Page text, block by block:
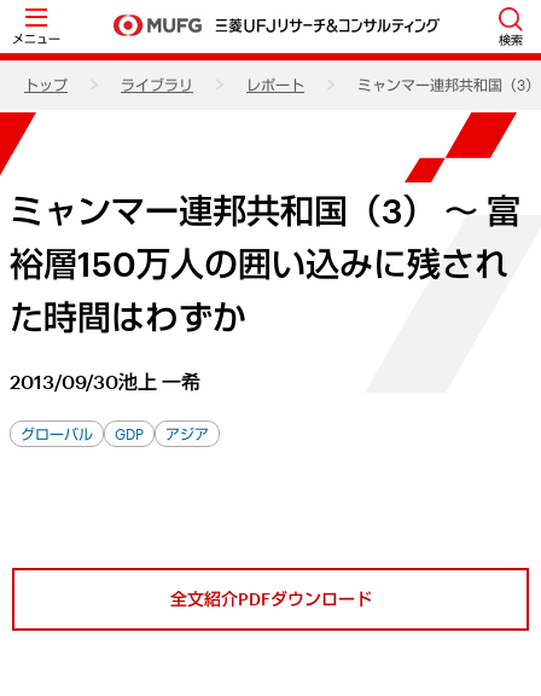
メニュー 検索
トップ ライブラリ レポート ミャンマー連邦共和国（3
ミャンマー連邦共和国（3） ～ 富
裕層150万人の囲い込みに残され
た時間はわずか
2013/09/30池上 一希
グローバル GDP アジア
全文紹介PDFダウンロード